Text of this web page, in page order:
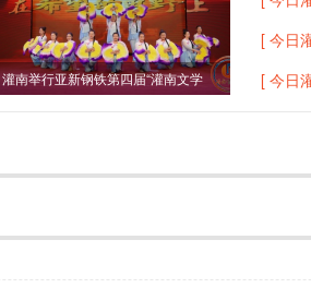
灌南举行亚新钢铁第四届“灌南文学
[ 今日
[ 今日